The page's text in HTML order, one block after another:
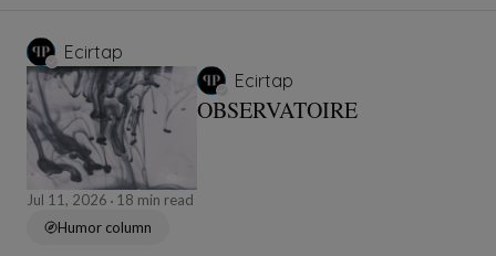
Ecirtap
Ecirtap
OBSERVATOIRE
Jul 11, 2026
18 min read
Humor column